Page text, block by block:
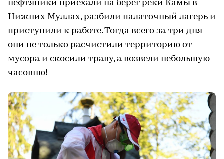
нефтяники приехали на берег реки Камы в
Нижних Муллах, разбили палаточный лагерь и
приступили к работе. Тогда всего за три дня
они не только расчистили территорию от
мусора и скосили траву, а возвели небольшую
часовню!